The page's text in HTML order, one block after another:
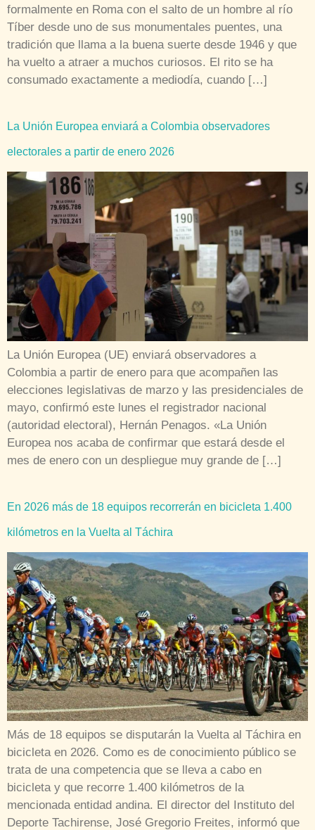
formalmente en Roma con el salto de un hombre al río
Tíber desde uno de sus monumentales puentes, una
tradición que llama a la buena suerte desde 1946 y que
ha vuelto a atraer a muchos curiosos. El rito se ha
consumado exactamente a mediodía, cuando […]
La Unión Europea enviará a Colombia observadores
electorales a partir de enero 2026
La Unión Europea (UE) enviará observadores a
Colombia a partir de enero para que acompañen las
elecciones legislativas de marzo y las presidenciales de
mayo, confirmó este lunes el registrador nacional
(autoridad electoral), Hernán Penagos. «La Unión
Europea nos acaba de confirmar que estará desde el
mes de enero con un despliegue muy grande de […]
En 2026 más de 18 equipos recorrerán en bicicleta 1.400
kilómetros en la Vuelta al Táchira
Más de 18 equipos se disputarán la Vuelta al Táchira en
bicicleta en 2026. Como es de conocimiento público se
trata de una competencia que se lleva a cabo en
bicicleta y que recorre 1.400 kilómetros de la
mencionada entidad andina. El director del Instituto del
Deporte Tachirense, José Gregorio Freites, informó que